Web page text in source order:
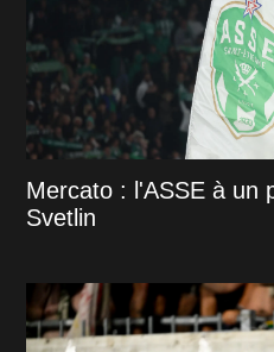
Mercato : l'ASSE à un
Svetlin